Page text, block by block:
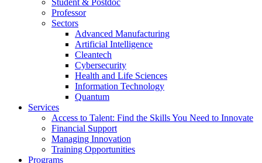
Student & Postdoc
Professor
Sectors
Advanced Manufacturing
Artificial Intelligence
Cleantech
Cybersecurity
Health and Life Sciences
Information Technology
Quantum
Services
Access to Talent: Find the Skills You Need to Innovate
Financial Support
Managing Innovation
Training Opportunities
Programs